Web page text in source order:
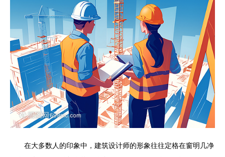
在大多数人的印象中，建筑设计师的形象往往定格在窗明几净